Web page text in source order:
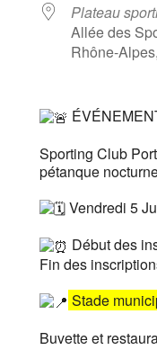
Plateau
Allée des
Rhône-
Sporting Club
pétanque
Vendredi 5
Début des
Fin des
Stade
Buvette et